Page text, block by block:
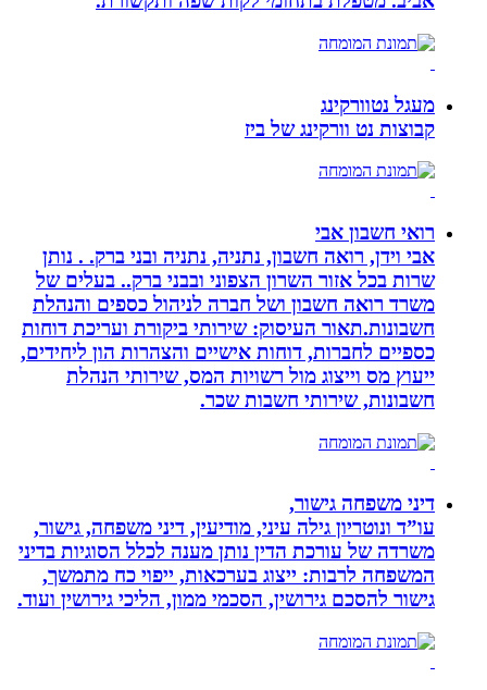
מעגל נטוורקינג
קבוצות נט וורקינג של ביז
רואי חשבון אבי
אבי וידן, רואה חשבון, נתניה, נתניה ובני ברק. . נותן
שרות בכל אזור השרון הצפוני ובבני ברק.. בעלים של
משרד רואה חשבון ושל חברה לניהול כספים והנהלת
חשבונות.תאור העיסוק: שירותי ביקורת ועריכת דוחות
כספיים לחברות, דוחות אישיים והצהרות הון ליחידים,
ייעוץ מס וייצוג מול רשויות המס, שירותי הנהלת
חשבונות, שירותי חשבות שכר.
דיני משפחה גישור,
עו”ד ונוטריון גילה עיני, מודיעין, דיני משפחה, גישור,
משרדה של עורכת הדין נותן מענה לכלל הסוגיות בדיני
המשפחה לרבות: ייצוג בערכאות, ייפוי כח מתמשך,
גישור להסכם גירושין, הסכמי ממון, הליכי גירושין ועוד.